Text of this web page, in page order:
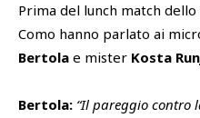
Prima del lunch match
Como hanno parlato ai
Bertola e mister Kosta
Bertola: “Il pareggio contro